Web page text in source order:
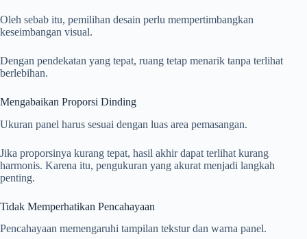
Oleh sebab itu, pemilihan desain perlu mempertimbangkan
keseimbangan visual.
Dengan pendekatan yang tepat, ruang tetap menarik tanpa terlihat
berlebihan.
Mengabaikan Proporsi Dinding
Ukuran panel harus sesuai dengan luas area pemasangan.
Jika proporsinya kurang tepat, hasil akhir dapat terlihat kurang
harmonis. Karena itu, pengukuran yang akurat menjadi langkah
penting.
Tidak Memperhatikan Pencahayaan
Pencahayaan memengaruhi tampilan tekstur dan warna panel.